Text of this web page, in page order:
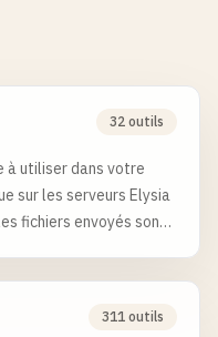
32 outils
à utiliser dans votre
sur les serveurs Elysia
fichiers envoyés sont
311 outils